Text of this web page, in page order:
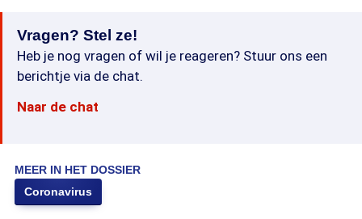
Vragen? Stel ze!
Heb je nog vragen of wil je reageren? Stuur ons een
berichtje via de chat.
Naar de chat
MEER IN HET DOSSIER
Coronavirus